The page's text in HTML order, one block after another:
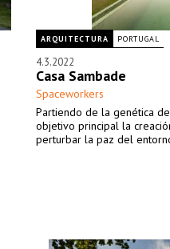
ARQUITECTURA PORTUGAL
4.3.2022
Casa Sambade
Spaceworkers
Partiendo de la genética
objetivo principal la
perturbar la paz del